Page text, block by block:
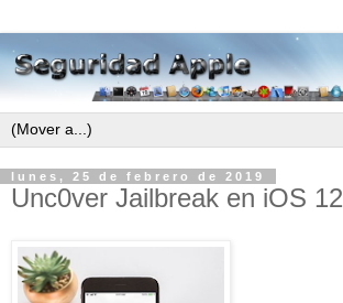
lunes, 25 de febrero de 2019
Unc0ver Jailbreak en iOS 12